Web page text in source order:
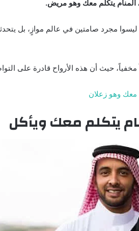
يتكلم معك وهو مريض.
ليسوا مجرد صامتين في عالم موازٍ، بل
مخفياً، حيث أن هذه الأرواح قادرة على
معك وهو زعلان
يتكلم معك ويأكل